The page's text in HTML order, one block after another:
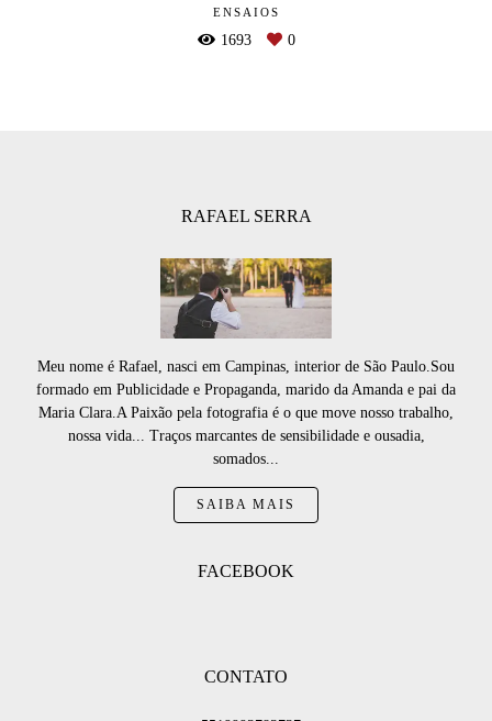
ENSAIOS
1693 0
RAFAEL SERRA
Meu nome é Rafael, nasci em Campinas, interior de São Paulo.Sou
formado em Publicidade e Propaganda, marido da Amanda e pai da
Maria Clara.A Paixão pela fotografia é o que move nosso trabalho,
nossa vida... Traços marcantes de sensibilidade e ousadia,
somados...
SAIBA MAIS
FACEBOOK
CONTATO